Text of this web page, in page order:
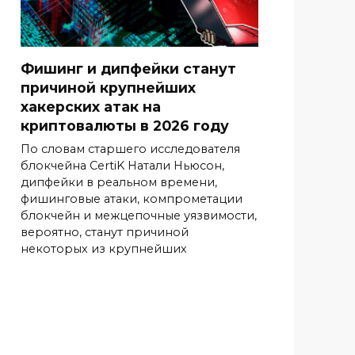
Фишинг и дипфейки станут
причиной крупнейших
хакерских атак на
криптовалюты в 2026 году
По словам старшего исследователя
блокчейна CertiK Натали Ньюсон,
дипфейки в реальном времени,
фишинговые атаки, компрометации
блокчейн и межцепочные уязвимости,
вероятно, станут причиной
некоторых из крупнейших